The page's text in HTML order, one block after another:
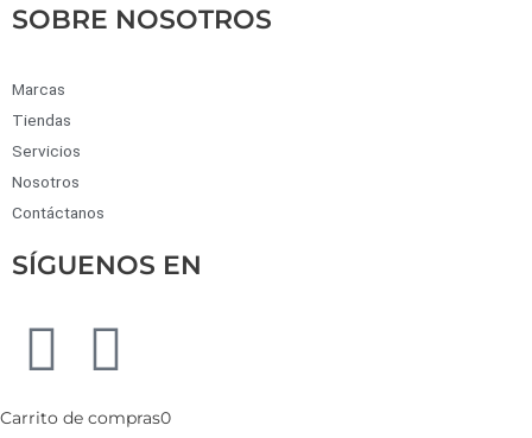
SOBRE NOSOTROS
Marcas
Tiendas
Servicios
Nosotros
Contáctanos
SÍGUENOS EN
Carrito de compras0